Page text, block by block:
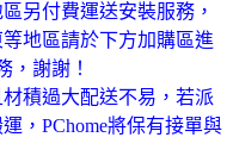
另付費運送安裝服務，
地區請於下方加購區進
，謝謝！
積過大配送不易，若派
，PChome將保有接單與